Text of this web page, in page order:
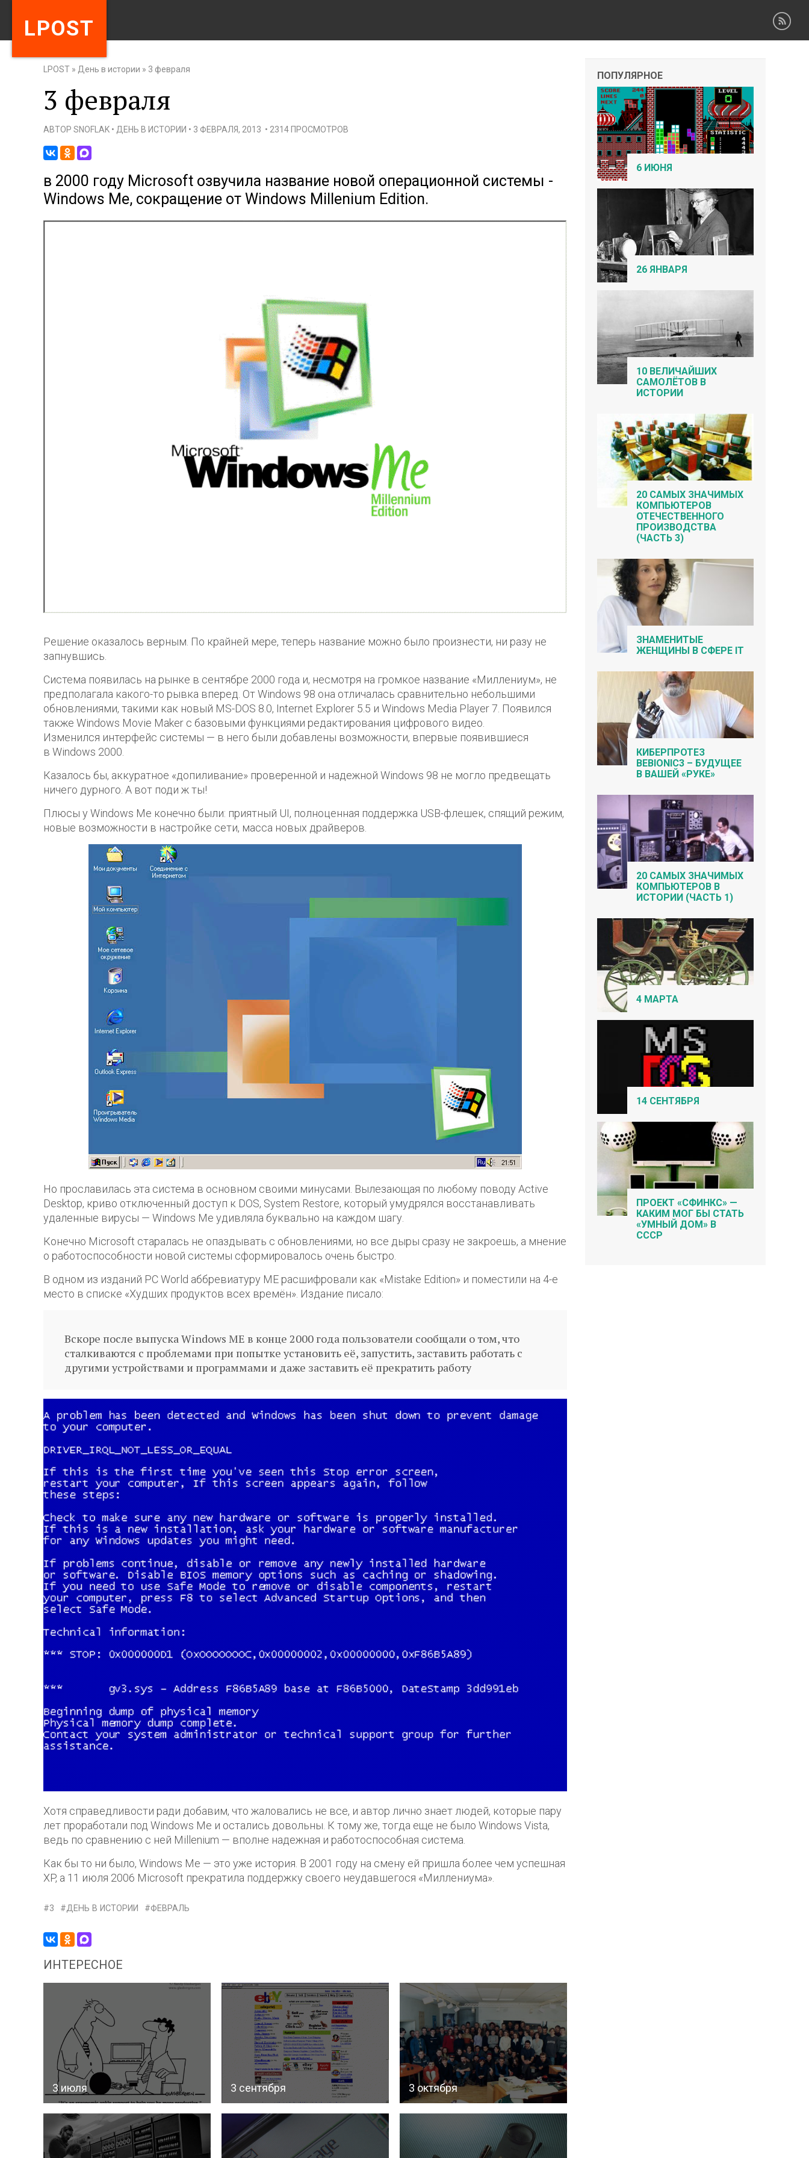
LPOST
LPOST » День в истории » 3 февраля
3 февраля
АВТОР SNOFLAK • ДЕНЬ В ИСТОРИИ • 3 ФЕВРАЛЯ, 2013 • 2314 ПРОСМОТРОВ
в 2000 году Microsoft озвучила название новой операционной системы -
Windows Me, сокращение от Windows Millenium Edition.
Решение оказалось верным. По крайней мере, теперь название можно было произнести, ни разу не
запнувшись.
Cистема появилась на рынке в сентябре 2000 года и, несмотря на громкое название «Миллениум», не
предполагала какого-то рывка вперед. От Windows 98 она отличалась сравнительно небольшими
обновлениями, такими как новый MS-DOS 8.0, Internet Explorer 5.5 и Windows Media Player 7. Появился
также Windows Movie Maker с базовыми функциями редактирования цифрового видео.
Изменился интерфейс системы — в него были добавлены возможности, впервые появившиеся
в Windows 2000.
Казалось бы, аккуратное «допиливание» проверенной и надежной Windows 98 не могло предвещать
ничего дурного. А вот поди ж ты!
Плюсы у Windows Me конечно были: приятный UI, полноценная поддержка USB-флешек, спящий режим,
новые возможности в настройке сети, масса новых драйверов.
Но прославилась эта система в основном своими минусами. Вылезающая по любому поводу Active
Desktop, криво отключенный доступ к DOS, System Restore, который умудрялся восстанавливать
удаленные вирусы — Windows Me удивляла буквально на каждом шагу.
Конечно Microsoft старалась не опаздывать с обновлениями, но все дыры сразу не закроешь, а мнение
о работоспособности новой системы сформировалось очень быстро.
В одном из изданий PC World аббревиатуру ME расшифровали как «Mistake Edition» и поместили на 4-е
место в списке «Худших продуктов всех времён». Издание писало:
Вскоре после выпуска Windows ME в конце 2000 года пользователи сообщали о том, что
сталкиваются с проблемами при попытке установить её, запустить, заставить работать с
другими устройствами и программами и даже заставить её прекратить работу
Хотя справедливости ради добавим, что жаловались не все, и автор лично знает людей, которые пару
лет проработали под Windows Me и остались довольны. К тому же, тогда еще не было Windows Vista,
ведь по сравнению с ней Millenium — вполне надежная и работоспособная система.
Как бы то ни было, Windows Me — это уже история. В 2001 году на смену ей пришла более чем успешная
XP, а 11 июля 2006 Microsoft прекратила поддержку своего неудавшегося «Миллениума».
3 ДЕНЬ В ИСТОРИИ ФЕВРАЛЬ
ИНТЕРЕСНОЕ
3 июля 3 сентября 3 октября
ПОПУЛЯРНОЕ
6 ИЮНЯ
26 ЯНВАРЯ
10 ВЕЛИЧАЙШИХ
САМОЛЁТОВ В
ИСТОРИИ
20 САМЫХ ЗНАЧИМЫХ
КОМПЬЮТЕРОВ
ОТЕЧЕСТВЕННОГО
ПРОИЗВОДСТВА
(ЧАСТЬ 3)
ЗНАМЕНИТЫЕ
ЖЕНЩИНЫ В СФЕРЕ IT
КИБЕРПРОТЕЗ
BEBIONIC3 – БУДУЩЕЕ
В ВАШЕЙ «РУКЕ»
20 САМЫХ ЗНАЧИМЫХ
КОМПЬЮТЕРОВ В
ИСТОРИИ (ЧАСТЬ 1)
4 МАРТА
14 СЕНТЯБРЯ
ПРОЕКТ «СФИНКС» —
КАКИМ МОГ БЫ СТАТЬ
«УМНЫЙ ДОМ» В
СССР